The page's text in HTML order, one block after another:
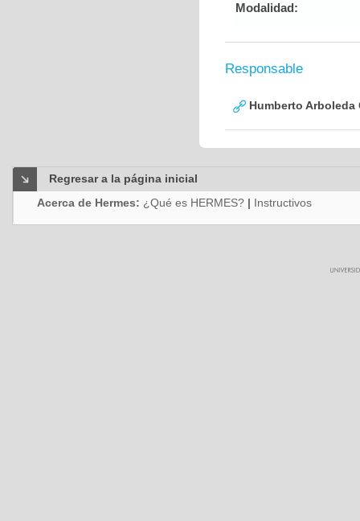
Modalidad:
Responsable
Humberto Arboleda
Regresar a la página inicial
Acerca de Hermes: ¿Qué es HERMES? | Instructivos